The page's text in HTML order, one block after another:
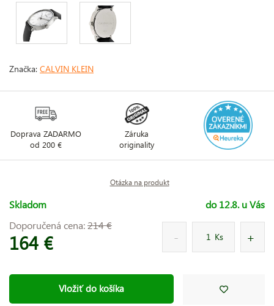
Značka: CALVIN KLEIN
Doprava ZADARMO
od 200 €
Záruka
originality
Otázka na produkt
Skladom
do 12.8. u Vás
Doporučená cena:214 €
164 € Ks
Vložiť do košíka